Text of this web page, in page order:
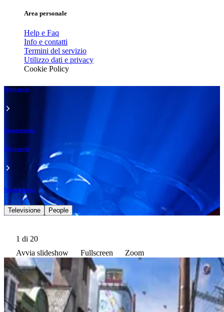
Area personale
Help e Faq
Info e contatti
Termini del servizio
Utilizzo dati e privacy
Cookie Policy
Spettacolo
Supercinema
Spettacolo
Supercinema
Televisione People
1 di 20
Avvia slideshow
Fullscreen Zoom